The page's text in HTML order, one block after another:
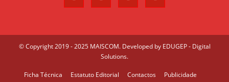
© Copyright 2019 - 2025 MAISCOM. Developed by EDUGEP - Digital
Solutions.
Ficha Técnica Estatuto Editorial Contactos
Publicidade